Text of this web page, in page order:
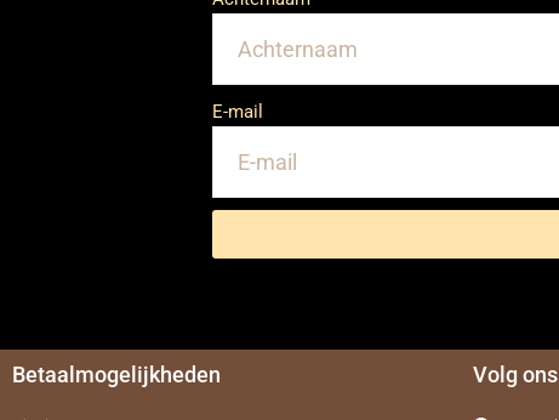
E-mail
Betaalmogelijkheden Volg ons